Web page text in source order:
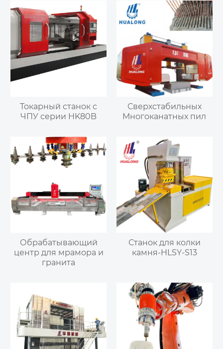
Токарный станок с
ЧПУ серии HK80B
Сверхстабильных
Многоканатных пил
Обрабатывающий
центр для мрамора и
гранита
Станок для колки
камня-HLSY-S13